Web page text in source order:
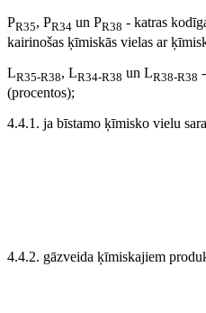
PR35, PR34 un PR38 - katras
kairinošas ķīmiskās vielas ar
LR35-R38, LR34-R38 un LR38-R38
(procentos);
4.4.1. ja bīstamo ķīmisko vielu
4.4.2. gāzveida ķīmiskajiem